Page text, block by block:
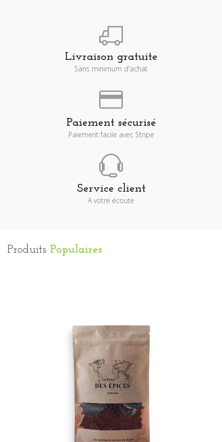
Livraison gratuite
Sans minimum d'achat
Paiement sécurisé
Paiement facile avec Stripe
Service client
A votre écoute
Produits Populaires